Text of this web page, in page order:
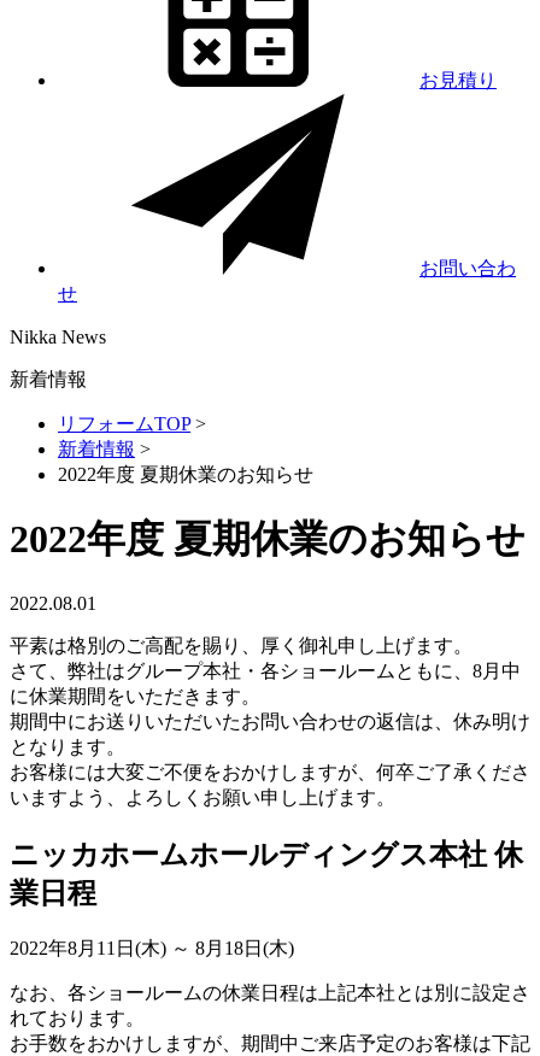
お見積り
お問い合わ
せ
Nikka News
新着情報
リフォームTOP>
新着情報 >
2022年度 夏期休業のお知らせ
2022年度 夏期休業のお知らせ
2022.08.01
平素は格別のご高配を賜り、厚く御礼申し上げます。
さて、弊社はグループ本社・各ショールームともに、8月中
に休業期間をいただきます。
期間中にお送りいただいたお問い合わせの返信は、休み明け
となります。
お客様には大変ご不便をおかけしますが、何卒ご了承くださ
いますよう、よろしくお願い申し上げます。
ニッカホームホールディングス本社 休
業日程
2022年8月11日(木) ～ 8月18日(木)
なお、各ショールームの休業日程は上記本社とは別に設定さ
れております。
お手数をおかけしますが、期間中ご来店予定のお客様は下記